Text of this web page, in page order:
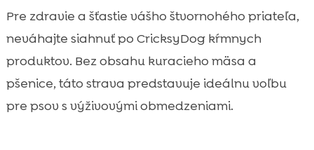
Pre zdravie a šťastie vášho štvornohého priateľa,
neváhajte siahnuť po CricksyDog kŕmnych
produktov. Bez obsahu kuracieho mäsa a
pšenice, táto strava predstavuje ideálnu voľbu
pre psov s výživovými obmedzeniami.